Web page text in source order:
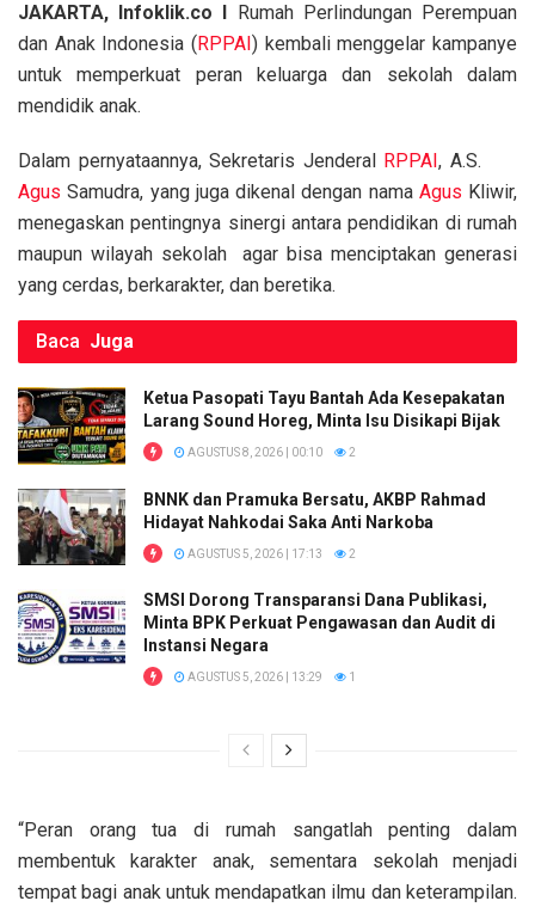
ce
b
o
o
k
tt
er
ail at
s
p
p
py
Li
k
ar
e
JAKARTA, Infoklik.co I
Rumah Perlindungan Perempuan
dan Anak Indonesia ( RPPAI ) kembali menggelar kampanye
untuk memperkuat peran keluarga dan sekolah dalam
mendidik anak.
Dalam pernyataannya, Sekretaris Jenderal RPPAI, A.S.
Agus Samudra, yang juga dikenal dengan nama Agus Kliwir,
menegaskan pentingnya sinergi antara pendidikan di rumah
maupun wilayah sekolah agar bisa menciptakan generasi
yang cerdas, berkarakter, dan beretika.
Baca Juga
Ketua Pasopati Tayu Bantah Ada Kesepakatan
Larang Sound Horeg, Minta Isu Disikapi Bijak
AGUSTUS 8, 2026 | 00:10 2
BNNK dan Pramuka Bersatu, AKBP Rahmad
Hidayat Nahkodai Saka Anti Narkoba
AGUSTUS 5, 2026 | 17:13 2
SMSI Dorong Transparansi Dana Publikasi,
Minta BPK Perkuat Pengawasan dan Audit di
Instansi Negara
AGUSTUS 5, 2026 | 13:29 1
“Peran orang tua di rumah sangatlah penting dalam
membentuk karakter anak, sementara sekolah menjadi
tempat bagi anak untuk mendapatkan ilmu dan keterampilan.